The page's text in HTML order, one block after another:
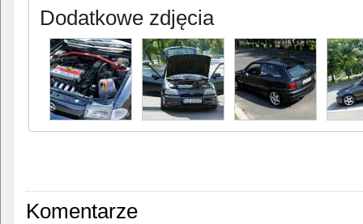
Dodatkowe zdjęcia
Komentarze